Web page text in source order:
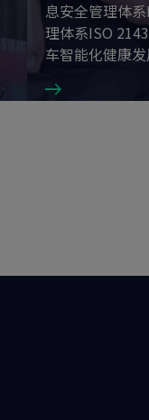
息安全管理体
理体系ISO
车智能化健康